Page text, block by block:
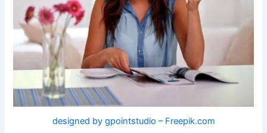
designed by gpointstudio – Freepik.com